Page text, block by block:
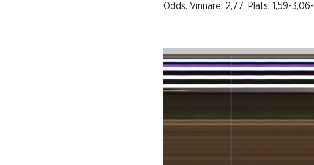
Odds. Vinnare: 2,77. Plats: 1,59-